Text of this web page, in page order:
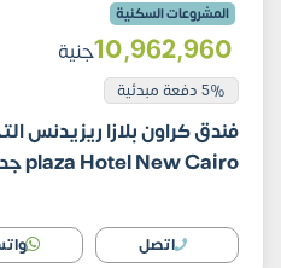
المشروعات السكنية
10٬962٬960جنية
5% دفعة مبدئية
plaza Hotel New Cairo جداول أسعار
اتصل